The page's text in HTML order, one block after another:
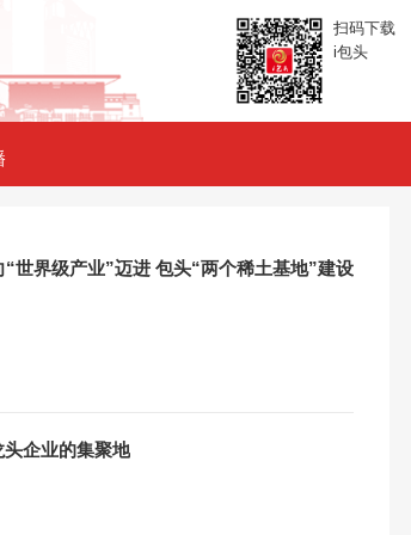
扫码下载
i包头
世界级产业”迈进 包头“两个稀土基地”建设
企业的集聚地